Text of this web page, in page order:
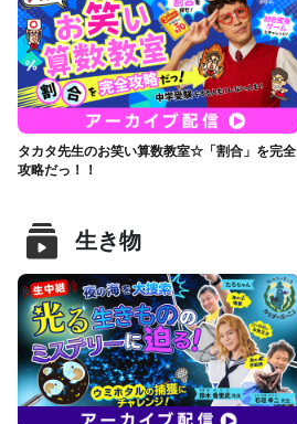
タカタ先生のお笑い算数教室☆「割合」を完全
攻略だっ！！
生き物